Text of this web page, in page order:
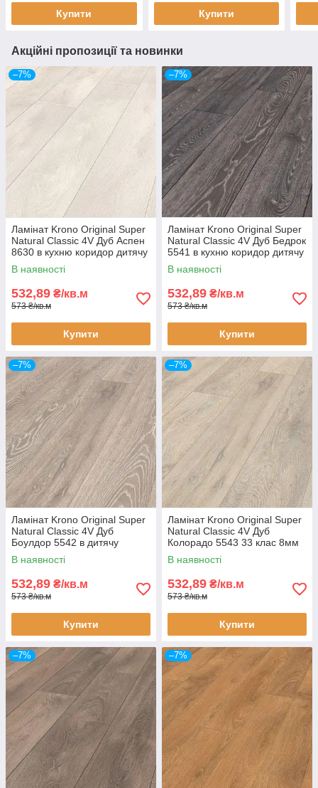
Купити Купити
Акційні пропозиції та новинки
–7%
Ламінат Krono Original Super
Natural Classic 4V Дуб Аспен
8630 в кухню коридор дитячу
33 клас 8мм товщина з
фаскою
В наявності
532,89 ₴/кв.м
573 ₴/кв.м
Купити
–7%
Ламінат Krono Original Super
Natural Classic 4V Дуб Бедрок
5541 в кухню коридор дитячу
33 клас 8мм товщина з
фаскою
В наявності
532,89 ₴/кв.м
573 ₴/кв.м
Купити
–7%
Ламінат Krono Original Super
Natural Classic 4V Дуб
Боулдор 5542 в дитячу
коридор кухню 33 клас 8мм
товщина з фаскою
В наявності
532,89 ₴/кв.м
573 ₴/кв.м
Купити
–7%
Ламінат Krono Original Super
Natural Classic 4V Дуб
Колорадо 5543 33 клас 8мм
товщина з фаскою
В наявності
532,89 ₴/кв.м
573 ₴/кв.м
Купити
–7% –7%